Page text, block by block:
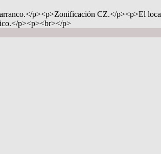
p><p>Zonificación CZ.</p><p>El
p><p><br></p>